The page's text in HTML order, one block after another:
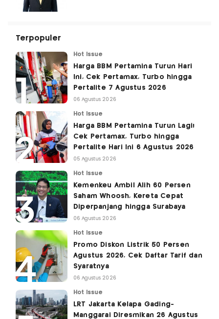
Terpopuler
Hot Issue
Harga BBM Pertamina Turun Hari
Ini, Cek Pertamax, Turbo hingga
Pertalite 7 Agustus 2026
06 Agustus 2026
Hot Issue
Harga BBM Pertamina Turun Lagi!
Cek Pertamax, Turbo hingga
Pertalite Hari Ini 6 Agustus 2026
05 Agustus 2026
Hot Issue
Kemenkeu Ambil Alih 60 Persen
Saham Whoosh, Kereta Cepat
Diperpanjang hingga Surabaya
06 Agustus 2026
Hot Issue
Promo Diskon Listrik 50 Persen
Agustus 2026, Cek Daftar Tarif dan
Syaratnya
06 Agustus 2026
Hot Issue
LRT Jakarta Kelapa Gading-
Manggarai Diresmikan 26 Agustus